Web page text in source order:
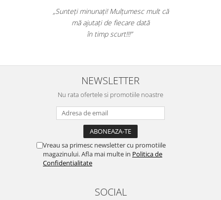
„Sunteți minunați! Mulțumesc mult că
mă ajutați de fiecare dată
în timp scurt!!!”
NEWSLETTER
Nu rata ofertele si promotiile noastre
Vreau sa primesc newsletter cu promotiile
magazinului. Afla mai multe in Politica de
Confidentialitate
SOCIAL